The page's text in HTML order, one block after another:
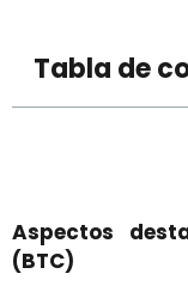
Tabla de
Aspectos
(BTC)